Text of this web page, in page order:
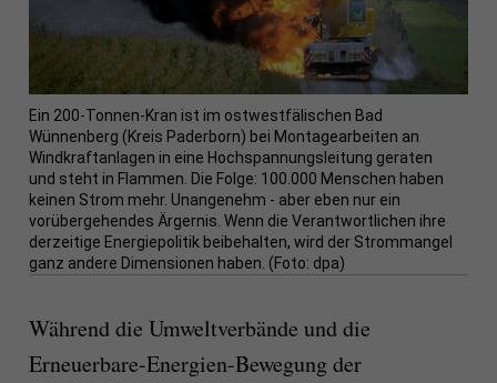
Ein 200-Tonnen-Kran ist im ostwestfälischen Bad
Wünnenberg (Kreis Paderborn) bei Montagearbeiten an
Windkraftanlagen in eine Hochspannungsleitung geraten
und steht in Flammen. Die Folge: 100.000 Menschen haben
keinen Strom mehr. Unangenehm - aber eben nur ein
vorübergehendes Ärgernis. Wenn die Verantwortlichen ihre
derzeitige Energiepolitik beibehalten, wird der Strommangel
ganz andere Dimensionen haben. (Foto: dpa)
Während die Umwelt­ver­bän­de und die
Erneuerbare-Ene­rgien-Bewe­gung der